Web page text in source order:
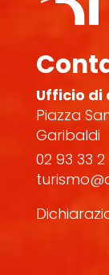
Ufficio di
Piazza
Garibaldi
02 93 33